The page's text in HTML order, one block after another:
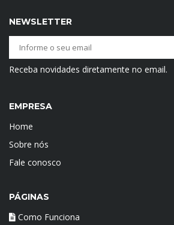
NEWSLETTER
Receba novidades diretamente no email.
EMPRESA
Home
Sobre nós
Fale conosco
PÁGINAS
Como Funciona